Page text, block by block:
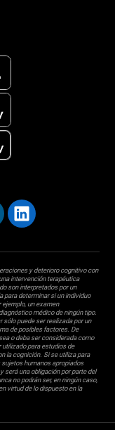
y deterioro cognitivo con
intervención terapéutica
son interpretados por un
para determinar si un individuo
ejemplo, un examen
médico de ningún tipo.
sólo puede ser realizada por un
de posibles factores. De
o deba ser considerada como
utilizado para estudios de
la cognición. Si se utiliza para
humanos apropiados
será una obligación por parte del
no podrán ser, en ningún caso,
virtud de lo dispuesto en la